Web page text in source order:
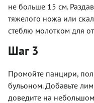
не больше 15 см.
тяжелого ножа или
стеблю молотком для
Шаг 3
Промойте панцири,
бульоном. Добавьте
доведите на